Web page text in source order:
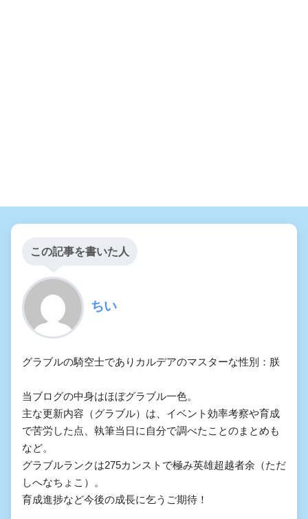
この記事を書いた人
ちい
グラブルの騎空士でありカルデアのマスターな性別：朕
当ブログの中身はほぼグラブル一色。
主な更新内容（グラブル）は、イベント効率考察や育成
で苦労した点、執筆当日に自分で調べたことのまとめも
など。
グラブルランクは275カンストで極み英雄超越者余（ただ
しへなちょこ）。
育成進捗など今後の成長に乞うご期待！